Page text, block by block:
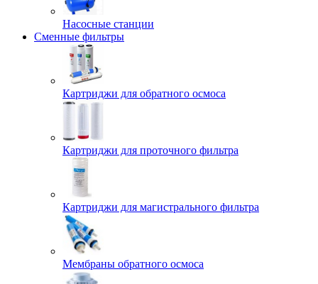
Насосные станции
Сменные фильтры
Картриджи для обратного осмоса
Картриджи для проточного фильтра
Картриджи для магистрального фильтра
Мембраны обратного осмоса